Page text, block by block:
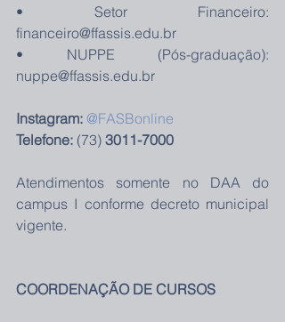
• Setor Financeiro:
financeiro@ffassis.edu.br
• NUPPE (Pós-graduação):
nuppe@ffassis.edu.br
Instagram: @FASBonline
Telefone: (73) 3011-7000
Atendimentos somente no DAA do
campus I conforme decreto municipal
vigente.
COORDENAÇÃO DE CURSOS